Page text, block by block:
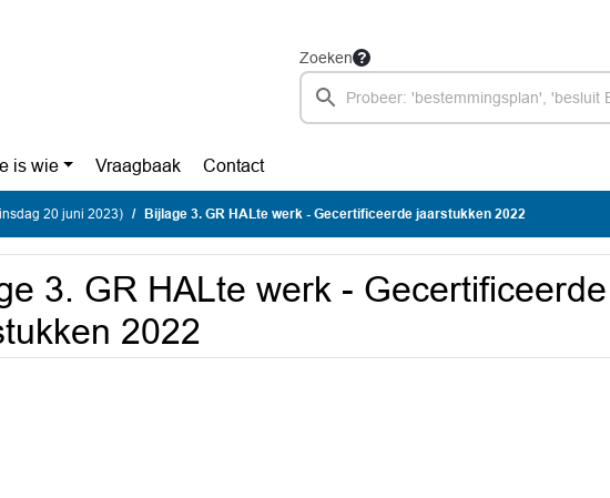
Zoeken
is wie Vraagbaak Contact
20 juni 2023) Bijlage 3. GR HALte werk - Gecertificeerde jaarstukken 2022
3. GR HALte werk - Gecertificeerde
2022